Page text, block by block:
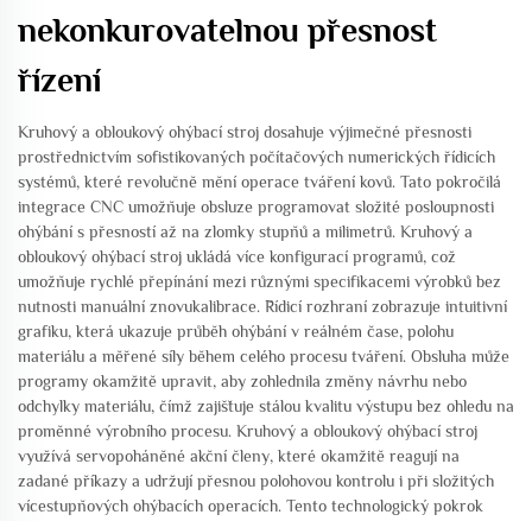
nekonkurovatelnou přesnost
řízení
Kruhový a obloukový ohýbací stroj dosahuje výjimečné přesnosti
prostřednictvím sofistikovaných počítačových numerických řídicích
systémů, které revolučně mění operace tváření kovů. Tato pokročilá
integrace CNC umožňuje obsluze programovat složité posloupnosti
ohýbání s přesností až na zlomky stupňů a milimetrů. Kruhový a
obloukový ohýbací stroj ukládá více konfigurací programů, což
umožňuje rychlé přepínání mezi různými specifikacemi výrobků bez
nutnosti manuální znovukalibrace. Řídicí rozhraní zobrazuje intuitivní
grafiku, která ukazuje průběh ohýbání v reálném čase, polohu
materiálu a měřené síly během celého procesu tváření. Obsluha může
programy okamžitě upravit, aby zohlednila změny návrhu nebo
odchylky materiálu, čímž zajišťuje stálou kvalitu výstupu bez ohledu na
proměnné výrobního procesu. Kruhový a obloukový ohýbací stroj
využívá servopoháněné akční členy, které okamžitě reagují na
zadané příkazy a udržují přesnou polohovou kontrolu i při složitých
vícestupňových ohýbacích operacích. Tento technologický pokrok